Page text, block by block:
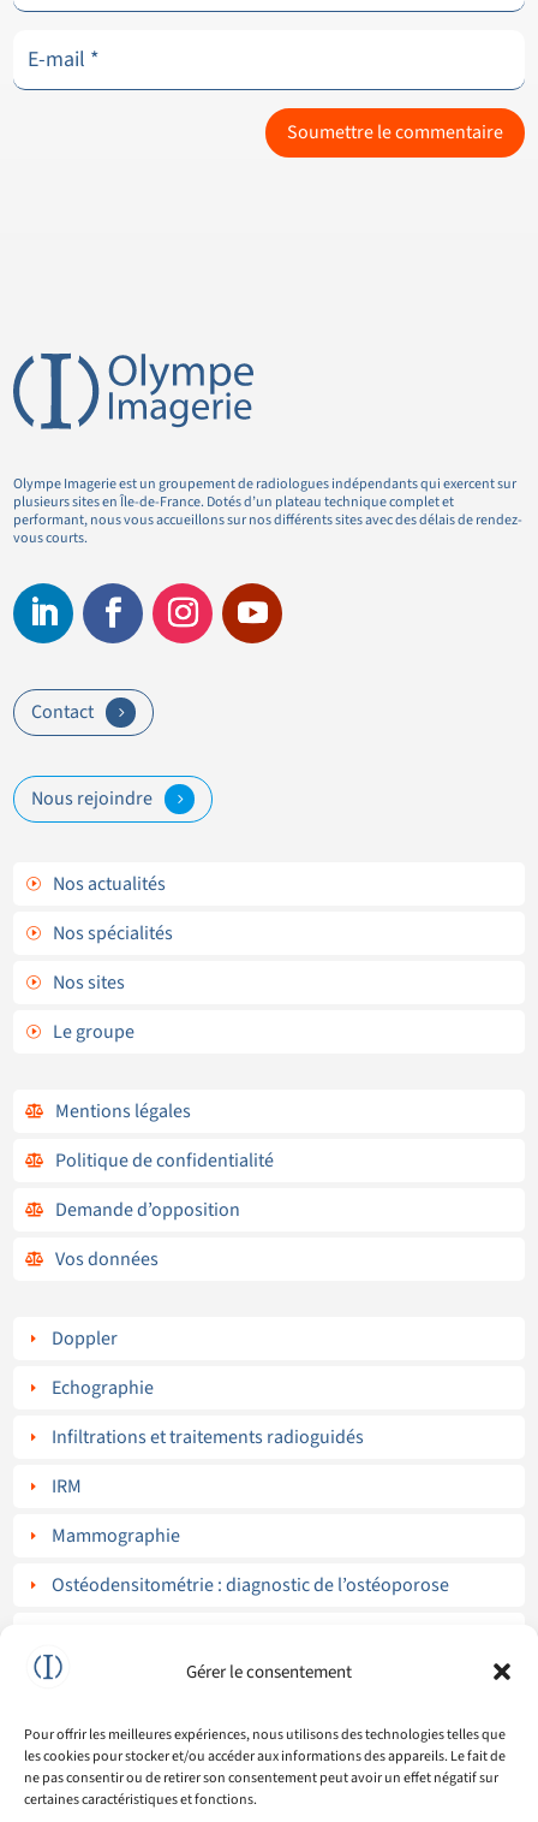
Gérer le consentement
Pour offrir les meilleures expériences, nous utilisons des technologies telles que
les cookies pour stocker et/ou accéder aux informations des appareils. Le fait de
ne pas consentir ou de retirer son consentement peut avoir un effet négatif sur
certaines caractéristiques et fonctions.
Soumettre le commentaire
Olympe Imagerie est un groupement de radiologues indépendants qui exercent sur
plusieurs sites en Île-de-France. Dotés d’un plateau technique complet et
performant, nous vous accueillons sur nos différents sites avec des délais de rendez-
vous courts.
5
Contact
5
Nous rejoindre
I Nos actualités
I Nos spécialités
I Nos sites
I Le groupe
 Mentions légales
 Politique de confidentialité
 Demande d’opposition
 Vos données
E Doppler
E Echographie
E Infiltrations et traitements radioguidés
E IRM
E Mammographie
E Ostéodensitométrie : diagnostic de l’ostéoporose
Radiologie interventionnelle
E Scanner
E
Dexa Scan